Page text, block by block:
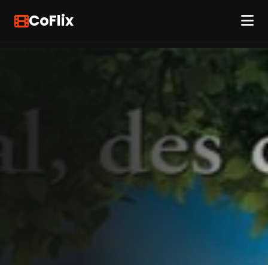
CoFlix